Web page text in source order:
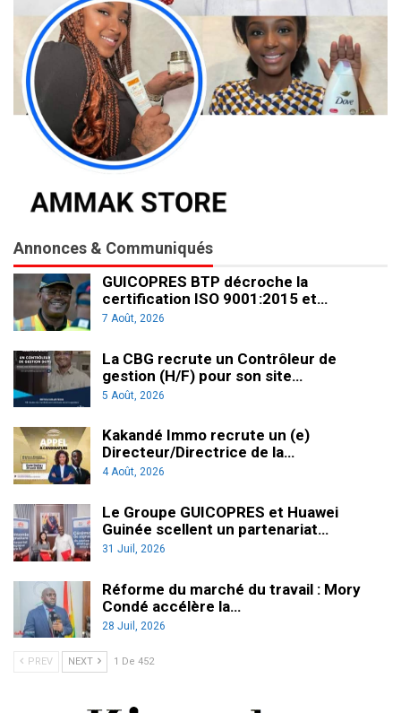
Annonces & Communiqués
GUICOPRES BTP décroche la
certification ISO 9001:2015 et…
7 Août, 2026
La CBG recrute un Contrôleur de
gestion (H/F) pour son site…
5 Août, 2026
Kakandé Immo recrute un (e)
Directeur/Directrice de la…
4 Août, 2026
Le Groupe GUICOPRES et Huawei
Guinée scellent un partenariat…
31 Juil, 2026
Réforme du marché du travail : Mory
Condé accélère la…
28 Juil, 2026
PREV NEXT 1 De 452